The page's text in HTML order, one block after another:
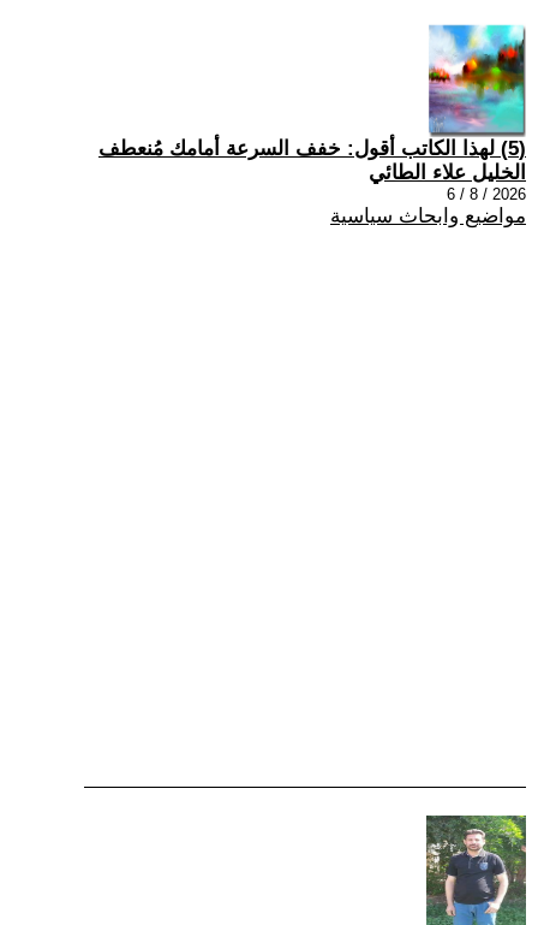
(5) لهذا الكاتب أقول: خفف السرعة أمامك مُنعطف
الخليل علاء الطائي
2026 / 8 / 6
مواضيع وابحاث سياسية